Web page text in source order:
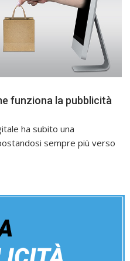
funziona la pubblicità
ha subito una
sempre più verso